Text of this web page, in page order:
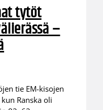
tytöt
–
tie EM-kisojen
Ranska oli